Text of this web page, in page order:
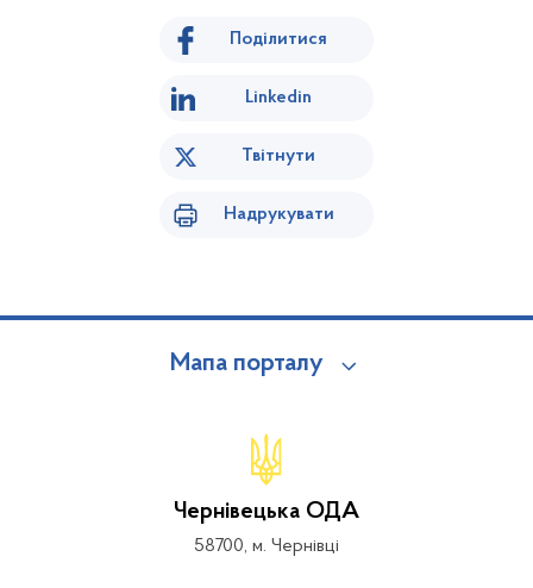
Поділитися
Linkedin
Твітнути
Надрукувати
Мапа порталу
Чернівецька ОДА
58700, м. Чернівці